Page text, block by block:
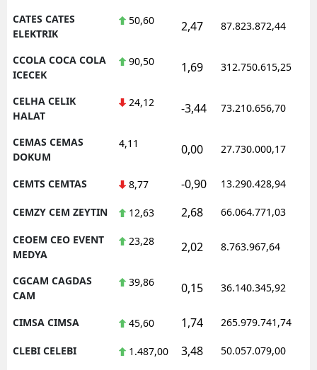
CATES CATES
ELEKTRIK
50,60 2,47 87.823.872,44
CCOLA COCA COLA
ICECEK
90,50 1,69 312.750.615,25
CELHA CELIK
HALAT
24,12 -3,44 73.210.656,70
CEMAS CEMAS
DOKUM
4,11 0,00 27.730.000,17
CEMTS CEMTAS 8,77 -0,90 13.290.428,94
CEMZY CEM ZEYTIN 12,63 2,68 66.064.771,03
CEOEM CEO EVENT
MEDYA
23,28 2,02 8.763.967,64
CGCAM CAGDAS
CAM
39,86 0,15 36.140.345,92
CIMSA CIMSA 45,60 1,74 265.979.741,74
CLEBI CELEBI 1.487,00 3,48 50.057.079,00